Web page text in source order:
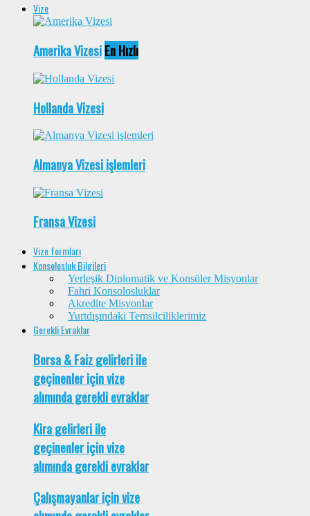
Vize
Amerika VizesiEn Hızlı
Hollanda Vizesi
Almanya Vizesi işlemleri
Fransa Vizesi
Vize formları
Konsolosluk Bilgileri
Yerleşik Diplomatik ve Konsüler Misyonlar
Fahri Konsolosluklar
Akredite Misyonlar
Yurtdışındaki Temsilciliklerimiz
Gerekli Evraklar
Borsa & Faiz gelirleri ile
geçinenler için vize
alımında gerekli evraklar
Kira gelirleri ile
geçinenler için vize
alımında gerekli evraklar
Çalışmayanlar için vize